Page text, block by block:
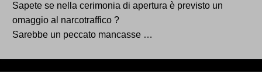
Sapete se nella cerimonia di apertura è previsto un
omaggio al narcotraffico ?
Sarebbe un peccato mancasse …